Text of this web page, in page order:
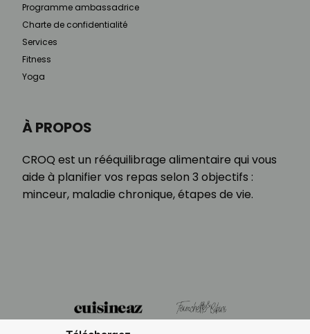
À PROPOS
CROQ est un rééquilibrage alimentaire qui vous
aide à planifier vos repas selon 3 objectifs :
minceur, maladie chronique, étapes de vie.
Programme ambassadrice
Charte de confidentialité
Services
Fitness
Yoga